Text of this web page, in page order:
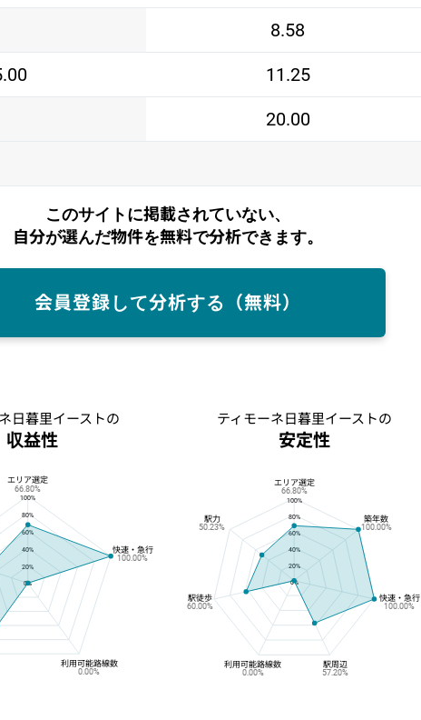
8.58
11.25
20.00
このサイトに掲載されていない、
自分が選んだ物件を無料で分析できます。
会員登録して分析する（無料）
日暮里イーストの
収益性
ティモーネ日暮里イーストの収益性
100%
80%
60%
40%
20%
0%
エリア選定
66.80%
利用可能路線数
0.00%
快速・急行
100.00%
ティモーネ日暮里イーストの
安定性
100%
80%
60%
40%
20%
0%
エリア選定
66.80%
駅力
50.23%
駅徒歩
60.00%
利用可能路線数
0.00%
駅周辺
57.20%
快速・急行
100.00%
築年数
100.00%